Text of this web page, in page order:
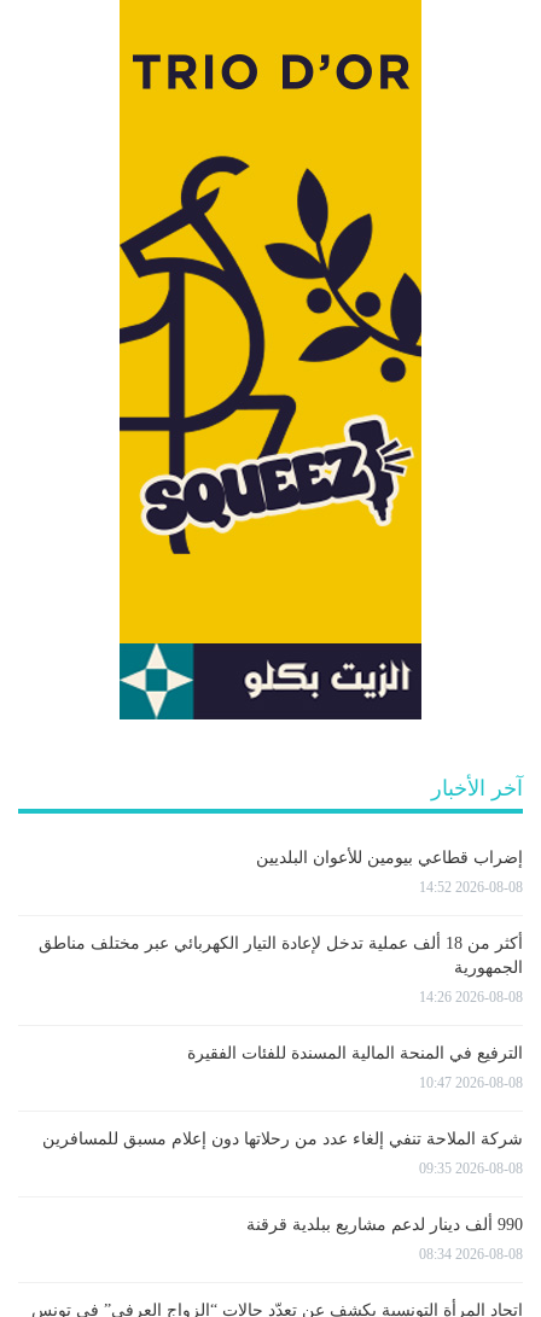
آخر الأخبار
إضراب قطاعي بيومين للأعوان البلديين
2026-08-08 14:52
أكثر من 18 ألف عملية تدخل لإعادة التيار الكهربائي عبر مختلف مناطق
الجمهورية
2026-08-08 14:26
الترفيع في المنحة المالية المسندة للفئات الفقيرة
2026-08-08 10:47
شركة الملاحة تنفي إلغاء عدد من رحلاتها دون إعلام مسبق للمسافرين
2026-08-08 09:35
990 ألف دينار لدعم مشاريع ببلدية قرقنة
2026-08-08 08:34
اتحاد المرأة التونسية يكشف عن تعدّد حالات “الزواج العرفي” في تونس